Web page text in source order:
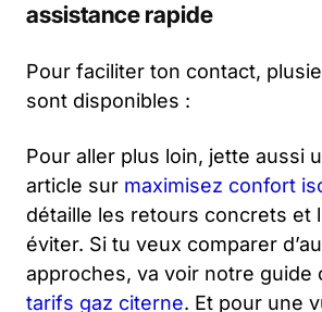
assistance rapide
Pour faciliter ton contact,
sont disponibles :
Pour aller plus loin, jette aussi
article sur maximisez confort
détaille les retours concrets et
éviter. Si tu veux comparer
approches, va voir notre guide
tarifs gaz citerne. Et pour une